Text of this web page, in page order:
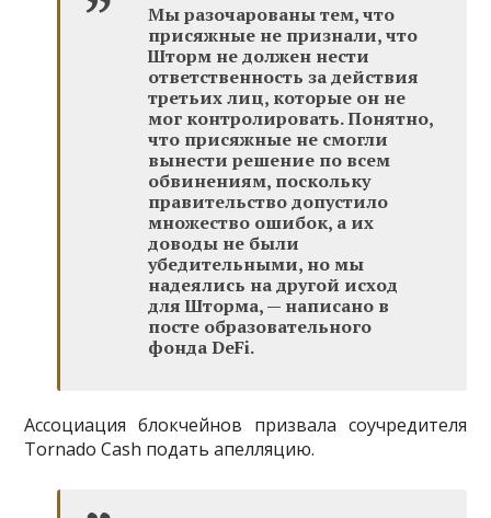
Мы разочарованы тем, что
присяжные не признали, что
Шторм не должен нести
ответственность за действия
третьих лиц, которые он не
мог контролировать. Понятно,
что присяжные не смогли
вынести решение по всем
обвинениям, поскольку
правительство допустило
множество ошибок, а их
доводы не были
убедительными, но мы
надеялись на другой исход
для Шторма, — написано в
посте образовательного
фонда DeFi.
Ассоциация блокчейнов призвала соучредителя
Tornado Cash подать апелляцию.